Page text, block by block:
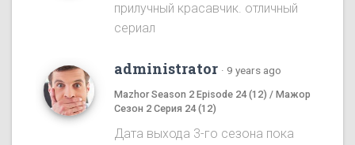
прилучный красавчик. отличный
сериал
administrator · 9 years ago
Mazhor Season 2 Episode 24 (12) / Мажор
Сезон 2 Серия 24 (12)
Дата выхода 3-го сезона пока